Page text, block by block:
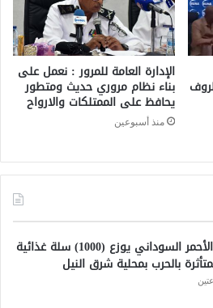
الإدارة العامة للمرور : نعمل على
بناء نظام مروري حديث ومتطور
يحافظ على الممتلكات والارواح
منذ أسبوعين
الهلال الأحمر السوداني يوزع (1000) سلة غذائية
بالحرب بمحلية شرق النيل